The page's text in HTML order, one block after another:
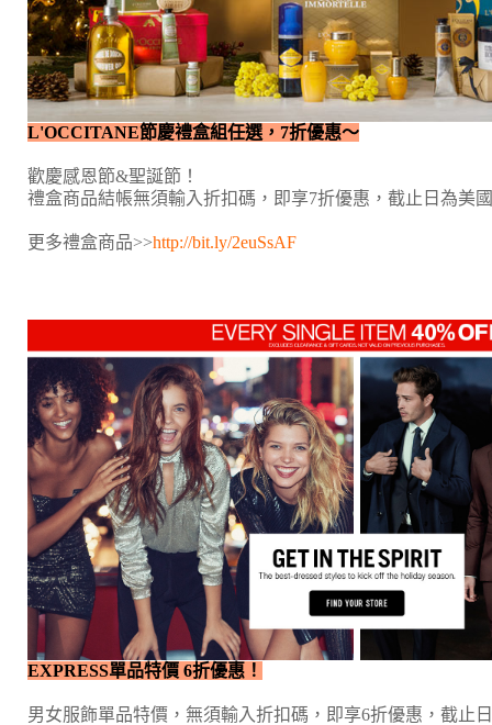
L'OCCITANE節慶禮盒組任選，7折優惠～
歡慶感恩節&聖誕節！
禮盒商品結帳無須輸入折扣碼，即享7折優惠，截止日為美
更多禮盒商品>>http://bit.ly/2euSsAF
EXPRESS單品特價 6折優惠！
男女服飾單品特價，無須輸入折扣碼，即享6折優惠，截止